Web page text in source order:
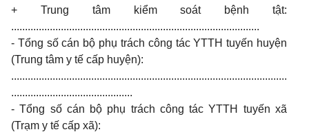
+ Trung tâm kiểm soát bệnh tật:
..........................................................................................
- Tổng số cán bộ phụ trách công tác YTTH tuyến huyện
(Trung tâm y tế cấp huyện):
....................................................................................................
............................................
- Tổng số cán bộ phụ trách công tác YTTH tuyến xã
(Trạm y tế cấp xã):